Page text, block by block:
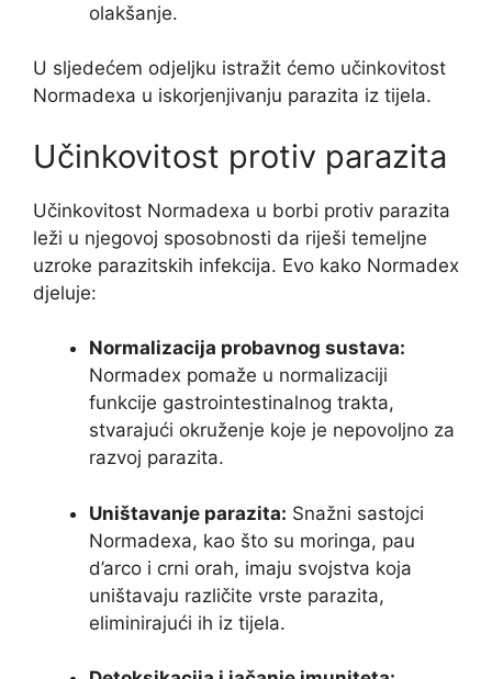
olakšanje.
U sljedećem odjeljku istražit ćemo učinkovitost
Normadexa u iskorjenjivanju parazita iz tijela.
Učinkovitost protiv parazita
Učinkovitost Normadexa u borbi protiv parazita
leži u njegovoj sposobnosti da riješi temeljne
uzroke parazitskih infekcija. Evo kako Normadex
djeluje:
Normalizacija probavnog sustava:
Normadex pomaže u normalizaciji
funkcije gastrointestinalnog trakta,
stvarajući okruženje koje je nepovoljno za
razvoj parazita.
Uništavanje parazita: Snažni sastojci
Normadexa, kao što su moringa, pau
d’arco i crni orah, imaju svojstva koja
uništavaju različite vrste parazita,
eliminirajući ih iz tijela.